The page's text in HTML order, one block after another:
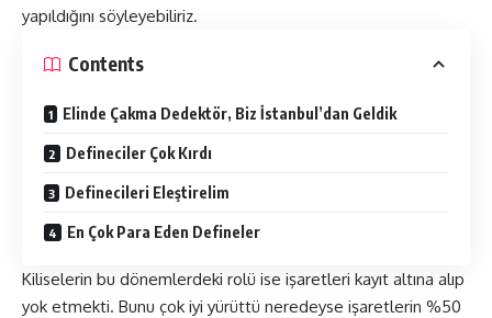
yapıldığını söyleyebiliriz.
Contents
Elinde Çakma Dedektör, Biz İstanbul’dan Geldik
Defineciler Çok Kırdı
Definecileri Eleştirelim
En Çok Para Eden Defineler
Kiliselerin bu dönemlerdeki rolü ise işaretleri kayıt altına alıp
yok etmekti. Bunu çok iyi yürüttü neredeyse işaretlerin %50